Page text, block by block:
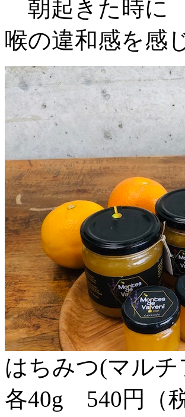
朝起きた時に
喉の違和感を感
はちみつ(マル
各40g 540円（